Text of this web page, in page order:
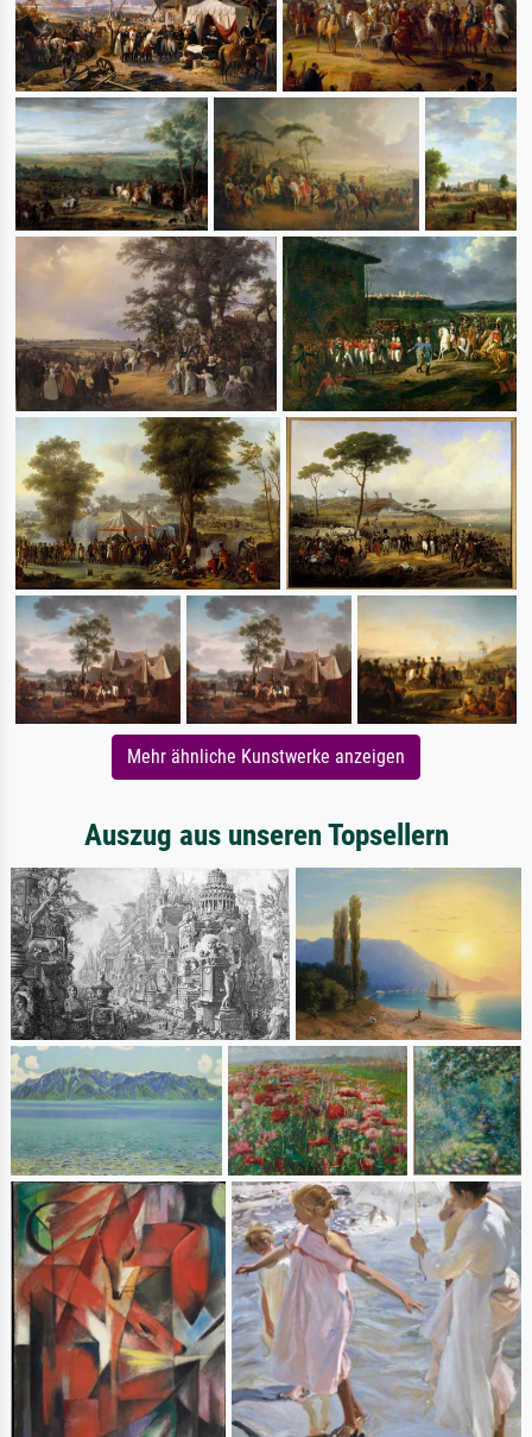
Mehr ähnliche Kunstwerke anzeigen
Auszug aus unseren Topsellern